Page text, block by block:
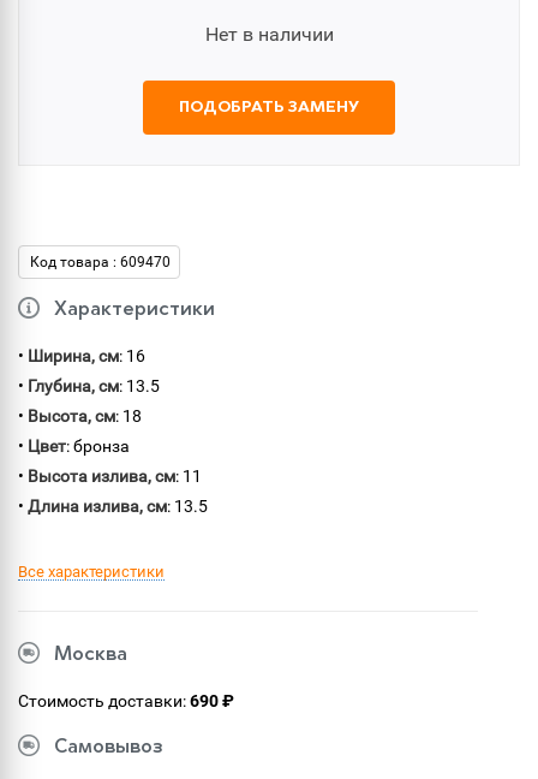
Нет в наличии
ПОДОБРАТЬ ЗАМЕНУ
Код товара : 609470
Характеристики
• Ширина, см: 16
• Глубина, см: 13.5
• Высота, см: 18
• Цвет: бронза
• Высота излива, см: 11
• Длина излива, см: 13.5
Все характеристики
Москва
Стоимость доставки:690 ₽
Самовывоз